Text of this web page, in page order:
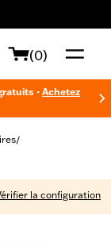
(0)
- Achetez
/
la configuration